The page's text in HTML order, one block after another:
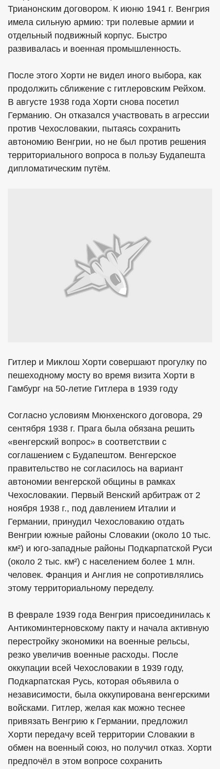
Трианонским договором. К июню 1941 г. Венгрия
имела сильную армию: три полевые армии и
отдельный подвижный корпус. Быстро
развивалась и военная промышленность.
После этого Хорти не видел иного выбора, как
продолжить сближение с гитлеровским Рейхом.
В августе 1938 года Хорти снова посетил
Германию. Он отказался участвовать в агрессии
против Чехословакии, пытаясь сохранить
автономию Венгрии, но не был против решения
территориального вопроса в пользу Будапешта
дипломатическим путём.
Гитлер и Миклош Хорти совершают прогулку по
пешеходному мосту во время визита Хорти в
Гамбург на 50-летие Гитлера в 1939 году
Согласно условиям Мюнхенского договора, 29
сентября 1938 г. Прага была обязана решить
«венгерский вопрос» в соответствии с
соглашением с Будапештом. Венгерское
правительство не согласилось на вариант
автономии венгерской общины в рамках
Чехословакии. Первый Венский арбитраж от 2
ноября 1938 г., под давлением Италии и
Германии, принудил Чехословакию отдать
Венгрии южные районы Словакии (около 10 тыс.
км²) и юго-западные районы Подкарпатской Руси
(около 2 тыс. км²) с населением более 1 млн.
человек. Франция и Англия не сопротивлялись
этому территориальному переделу.
В феврале 1939 года Венгрия присоединилась к
Антикоминтерновскому пакту и начала активную
перестройку экономики на военные рельсы,
резко увеличив военные расходы. После
оккупации всей Чехословакии в 1939 году,
Подкарпатская Русь, которая объявила о
независимости, была оккупирована венгерскими
войсками. Гитлер, желая как можно теснее
привязать Венгрию к Германии, предложил
Хорти передачу всей территории Словакии в
обмен на военный союз, но получил отказ. Хорти
предпочёл в этом вопросе сохранить